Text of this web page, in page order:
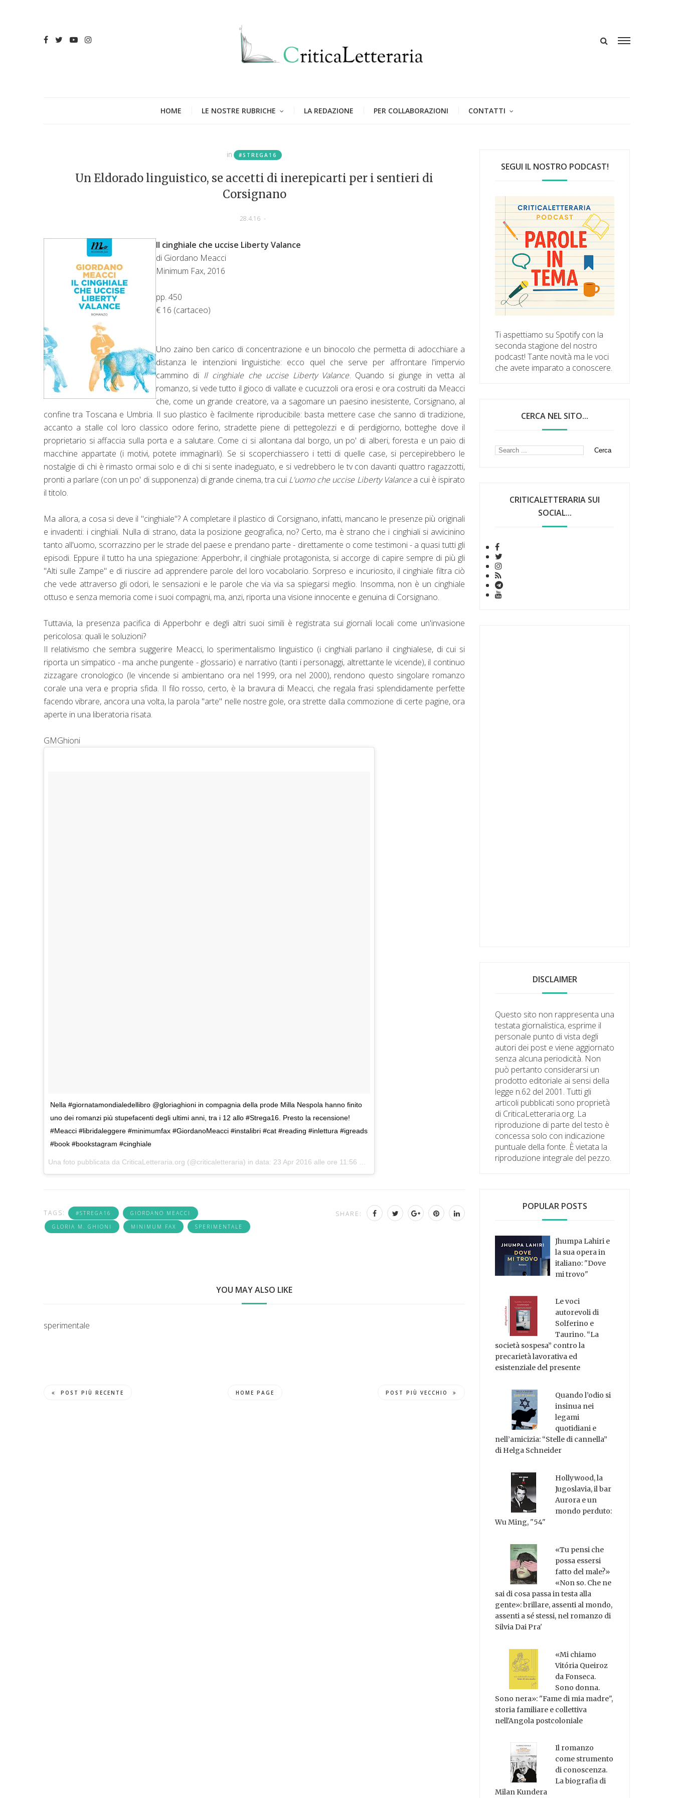
HOME LE NOSTRE RUBRICHE LA REDAZIONE PER COLLABORAZIONI CONTATTI
in #STREGA16
Un Eldorado linguistico, se accetti di inerepicarti per i sentieri di
Corsignano
28.4.16 -
Il cinghiale che uccise Liberty Valance
di Giordano Meacci
Minimum Fax, 2016
pp. 450
€ 16 (cartaceo)
Uno zaino ben carico di concentrazione e un binocolo che permetta di adocchiare a
distanza le intenzioni linguistiche: ecco quel che serve per affrontare l'impervio
cammino di Il cinghiale che uccise Liberty Valance. Quando si giunge in vetta al
romanzo, si vede tutto il gioco di vallate e cucuzzoli ora erosi e ora costruiti da Meacci
che, come un grande creatore, va a sagomare un paesino inesistente, Corsignano, al
confine tra Toscana e Umbria. Il suo plastico è facilmente riproducibile: basta mettere case che sanno di tradizione,
accanto a stalle col loro classico odore ferino, stradette piene di pettegolezzi e di perdigiorno, botteghe dove il
proprietario si affaccia sulla porta e a salutare. Come ci si allontana dal borgo, un po' di alberi, foresta e un paio di
macchine appartate (i motivi, potete immaginarli). Se si scoperchiassero i tetti di quelle case, si percepirebbero le
nostalgie di chi è rimasto ormai solo e di chi si sente inadeguato, e si vedrebbero le tv con davanti quattro ragazzotti,
pronti a parlare (con un po' di supponenza) di grande cinema, tra cui L'uomo che uccise Liberty Valancea cui è ispirato
il titolo.
Ma allora, a cosa si deve il "cinghiale"? A completare il plastico di Corsignano, infatti, mancano le presenze più originali
e invadenti: i cinghiali. Nulla di strano, data la posizione geografica, no? Certo, ma è strano che i cinghiali si avvicinino
tanto all'uomo, scorrazzino per le strade del paese e prendano parte - direttamente o come testimoni - a quasi tutti gli
episodi. Eppure il tutto ha una spiegazione: Apperbohr, il cinghiale protagonista, si accorge di capire sempre di più gli
"Alti sulle Zampe" e di riuscire ad apprendere parole del loro vocabolario. Sorpreso e incuriosito, il cinghiale filtra ciò
che vede attraverso gli odori, le sensazioni e le parole che via via sa spiegarsi meglio. Insomma, non è un cinghiale
ottuso e senza memoria come i suoi compagni, ma, anzi, riporta una visione innocente e genuina di Corsignano.
Tuttavia, la presenza pacifica di Apperbohr e degli altri suoi simili è registrata sui giornali locali come un'invasione
pericolosa: quali le soluzioni?
Il relativismo che sembra suggerire Meacci, lo sperimentalismo linguistico (i cinghiali parlano il cinghialese, di cui si
riporta un simpatico - ma anche pungente - glossario) e narrativo (tanti i personaggi, altrettante le vicende), il continuo
zizzagare cronologico (le vincende si ambientano ora nel 1999, ora nel 2000), rendono questo singolare romanzo
corale una vera e propria sfida. Il filo rosso, certo, è la bravura di Meacci, che regala frasi splendidamente perfette
facendo vibrare, ancora una volta, la parola "arte" nelle nostre gole, ora strette dalla commozione di certe pagine, ora
aperte in una liberatoria risata.
GMGhioni
Nella #giornatamondialedellibro @gloriaghioni in compagnia della prode Milla Nespola hanno finito
uno dei romanzi più stupefacenti degli ultimi anni, tra i 12 allo #Strega16. Presto la recensione!
#Meacci #libridaleggere #minimumfax #GiordanoMeacci #instalibri #cat #reading #inlettura #igreads
#book #bookstagram #cinghiale
Una foto pubblicata da CriticaLetteraria.org (@criticaletteraria) in data: 23 Apr 2016 alle ore 11:56 PDT
TAGS: #STREGA16
GIORDANO MEACCI
GLORIA M. GHIONI
MINIMUM FAX SPERIMENTALE
SHARE:
YOU MAY ALSO LIKE
sperimentale
POST PIÙ RECENTE HOME PAGE POST PIÙ VECCHIO
SEGUI IL NOSTRO PODCAST!
Ti aspettiamo su Spotify con la
seconda stagione del nostro
podcast! Tante novità ma le voci
che avete imparato a conoscere.
CERCA NEL SITO...
CRITICALETTERARIA SUI
SOCIAL...
DISCLAIMER
Questo sito non rappresenta una
testata giornalistica, esprime il
personale punto di vista degli
autori dei post e viene aggiornato
senza alcuna periodicità. Non
può pertanto considerarsi un
prodotto editoriale ai sensi della
legge n.62 del 2001. Tutti gli
articoli pubblicati sono proprietà
di CriticaLetteraria.org. La
riproduzione di parte del testo è
concessa solo con indicazione
puntuale della fonte. È vietata la
riproduzione integrale del pezzo.
POPULAR POSTS
Jhumpa Lahiri e
la sua opera in
italiano: "Dove
mi trovo"
Le voci
autorevoli di
Solferino e
Taurino. “La
società sospesa” contro la
precarietà lavorativa ed
esistenziale del presente
Quando l’odio si
insinua nei
legami
quotidiani e
nell’amicizia: “Stelle di cannella”
di Helga Schneider
Hollywood, la
Jugoslavia, il bar
Aurora e un
mondo perduto:
Wu Ming, "54"
«Tu pensi che
possa essersi
fatto del male?»
«Non so. Che ne
sai di cosa passa in testa alla
gente»: brillare, assenti al mondo,
assenti a sé stessi, nel romanzo di
Silvia Dai Pra'
«Mi chiamo
Vitória Queiroz
da Fonseca.
Sono donna.
Sono nera»: "Fame di mia madre",
storia familiare e collettiva
nell'Angola postcoloniale
Il romanzo
come strumento
di conoscenza.
La biografia di
Milan Kundera